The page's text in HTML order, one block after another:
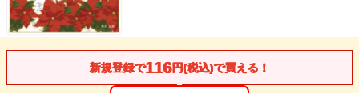
新規登録で116円(税込)で買える！